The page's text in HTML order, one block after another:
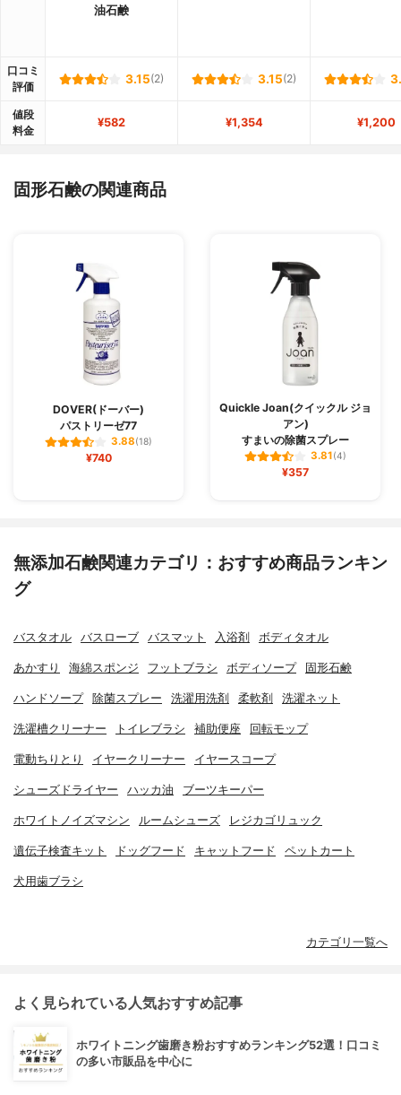
油石鹸
口コミ
評価
3.15(2) 3.15(2)
値段
料金
¥582 ¥1,354 ¥1,200
固形石鹸の関連商品
DOVER(ドーバー)
パストリーゼ77
3.88(18)
¥740
Quickle Joan(クイックル ジョ
アン)
すまいの除菌スプレー
3.81(4)
¥357
無添加石鹸関連カテゴリ：おすすめ商品ランキン
グ
バスタオル バスローブ バスマット 入浴剤 ボディタオル
あかすり 海綿スポンジ フットブラシ ボディソープ 固形石鹸
ハンドソープ 除菌スプレー 洗濯用洗剤 柔軟剤 洗濯ネット
洗濯槽クリーナー トイレブラシ 補助便座 回転モップ
電動ちりとり イヤークリーナー イヤースコープ
シューズドライヤー ハッカ油 ブーツキーパー
ホワイトノイズマシン ルームシューズ レジカゴリュック
遺伝子検査キット ドッグフード キャットフード ペットカート
犬用歯ブラシ
カテゴリ一覧へ
よく見られている人気おすすめ記事
ホワイトニング歯磨き粉おすすめランキング52選！口コミ
の多い市販品を中心に